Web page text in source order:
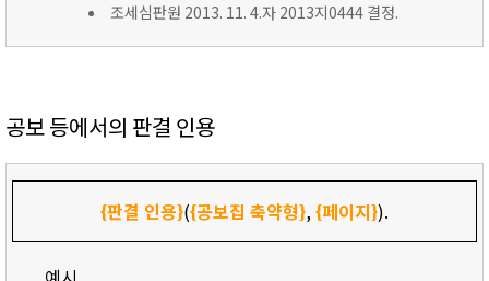
조세심판원 2013. 11. 4.자 2013지0444 결정.
공보 등에서의 판결 인용
{판결 인용}({공보집 축약형},{페이지}).